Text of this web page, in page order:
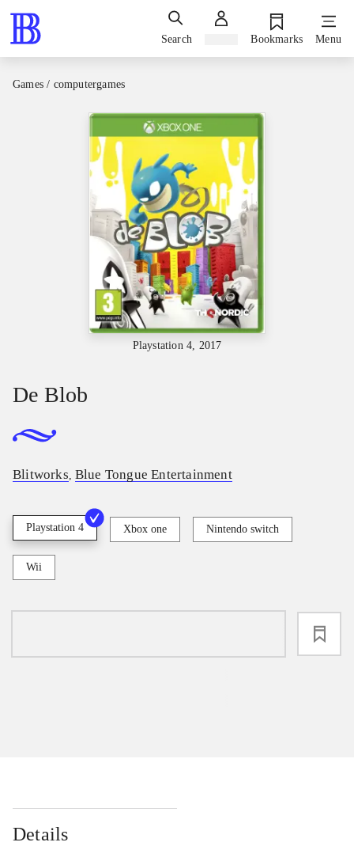
Search Bookmarks Menu
Games / computergames
Playstation 4, 2017
De Blob
Blitworks Blue Tongue Entertainment
Playstation 4 Xbox one Nintendo switch
Wii
Details